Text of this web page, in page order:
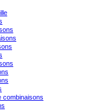
combinaisons